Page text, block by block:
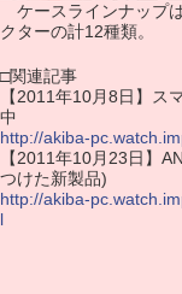
ケースラインナップ
クターの計12種類。
□関連記事
【2011年10月8日】ス
中
http://akiba-
【2011年10月23日】
つけた新製品)
http://akiba-
l